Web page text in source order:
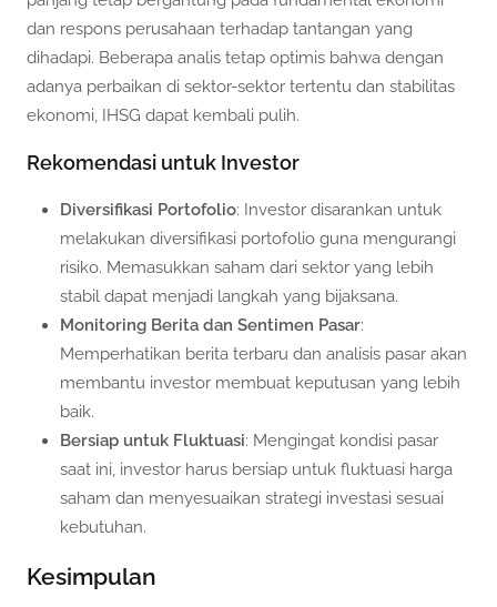
dan respons perusahaan terhadap tantangan yang
dihadapi. Beberapa analis tetap optimis bahwa dengan
adanya perbaikan di sektor-sektor tertentu dan stabilitas
ekonomi, IHSG dapat kembali pulih.
Rekomendasi untuk Investor
Diversifikasi Portofolio: Investor disarankan untuk
melakukan diversifikasi portofolio guna mengurangi
risiko. Memasukkan saham dari sektor yang lebih
stabil dapat menjadi langkah yang bijaksana.
Monitoring Berita dan Sentimen Pasar:
Memperhatikan berita terbaru dan analisis pasar akan
membantu investor membuat keputusan yang lebih
baik.
Bersiap untuk Fluktuasi: Mengingat kondisi pasar
saat ini, investor harus bersiap untuk fluktuasi harga
saham dan menyesuaikan strategi investasi sesuai
kebutuhan.
Kesimpulan